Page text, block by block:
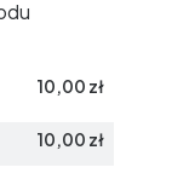
10,00 zł
10,00 zł